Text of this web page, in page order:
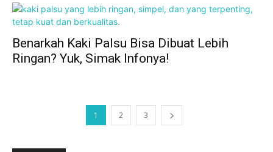
Benarkah Kaki Palsu Bisa Dibuat Lebih
Ringan? Yuk, Simak Infonya!
1 2 3